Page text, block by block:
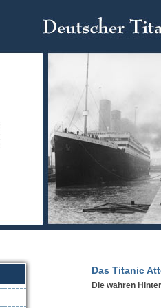
Das Titanic
Die wahren